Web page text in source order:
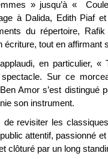
» jusqu’à «
à Dalida, Edith Piaf et
du répertoire, Rafik
tout en affirmant
en particulier, «
Sur ce
Amor s’est distingué
son instrument.
revisiter les
attentif, passionné
clôturé par un long